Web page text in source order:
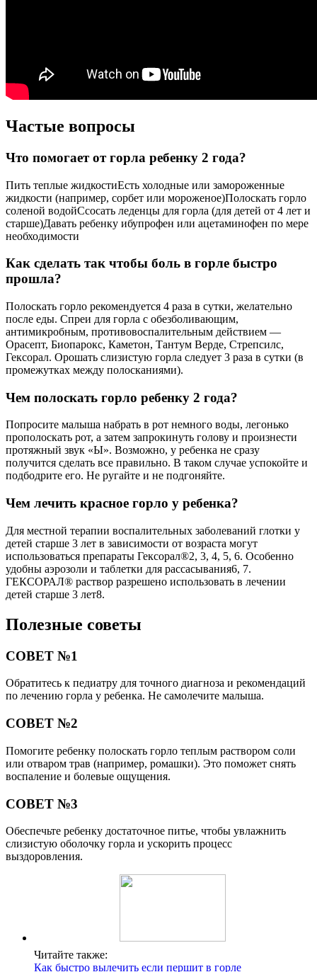
Частые вопросы
Что помогает от горла ребенку 2 года?
Пить теплые жидкостиЕсть холодные или замороженные
жидкости (например, сорбет или мороженое)Полоскать горло
соленой водойСсосать леденцы для горла (для детей от 4 лет и
старше)Давать ребенку ибупрофен или ацетаминофен по мере
необходимости
Как сделать так чтобы боль в горле быстро
прошла?
Полоскать горло рекомендуется 4 раза в сутки, желательно
после еды. Спреи для горла с обезболивающим,
антимикробным, противовоспалительным действием —
Орасепт, Биопарокс, Каметон, Тантум Верде, Стрепсилс,
Гексорал. Орошать слизистую горла следует 3 раза в сутки (в
промежутках между полосканиями).
Чем полоскать горло ребенку 2 года?
Попросите малыша набрать в рот немного воды, легонько
прополоскать рот, а затем запрокинуть голову и произнести
протяжный звук «Ы». Возможно, у ребенка не сразу
получится сделать все правильно. В таком случае успокойте и
подбодрите его. Не ругайте и не подгоняйте.
Чем лечить красное горло у ребенка?
Для местной терапии воспалительных заболеваний глотки у
детей старше 3 лет в зависимости от возраста могут
использоваться препараты Гексорал®2, 3, 4, 5, 6. Особенно
удобны аэрозоли и таблетки для рассасывания6, 7.
ГЕКСОРАЛ® раствор разрешено использовать в лечении
детей старше 3 лет8.
Полезные советы
СОВЕТ №1
Обратитесь к педиатру для точного диагноза и рекомендаций
по лечению горла у ребенка. Не самолечите малыша.
СОВЕТ №2
Помогите ребенку полоскать горло теплым раствором соли
или отваром трав (например, ромашки). Это поможет снять
воспаление и болевые ощущения.
СОВЕТ №3
Обеспечьте ребенку достаточное питье, чтобы увлажнить
слизистую оболочку горла и ускорить процесс
выздоровления.
Читайте также:
Как быстро вылечить если першит в горле